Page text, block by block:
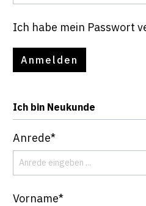
Ich habe mein Passwort
Anmelden
Ich bin Neukunde
Anrede*
Vorname*